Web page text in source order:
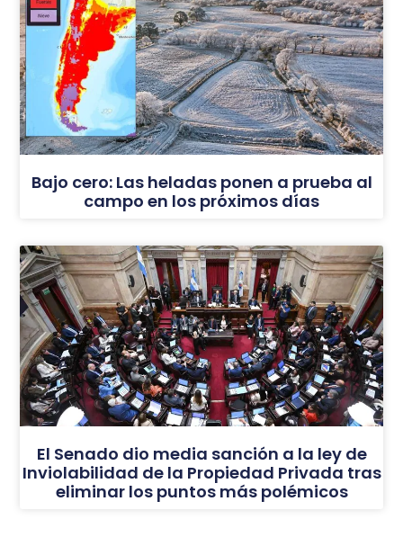
Bajo cero: Las heladas ponen a prueba al
campo en los próximos días
El Senado dio media sanción a la ley de
Inviolabilidad de la Propiedad Privada tras
eliminar los puntos más polémicos